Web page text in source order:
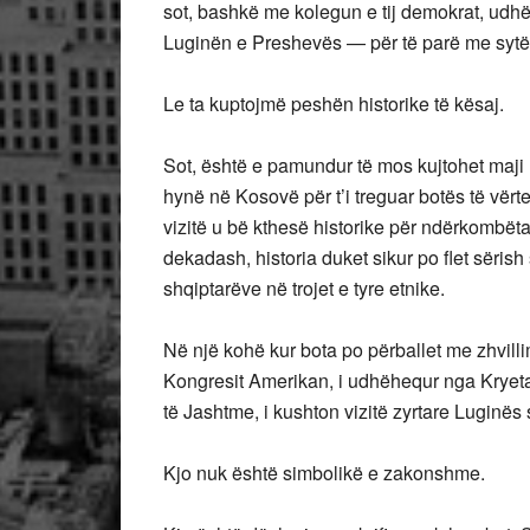
sot, bashkë me kolegun e tij demokrat,
Luginën e Preshevës — për të parë me
Le ta kuptojmë peshën historike të kësaj.
Sot, është e pamundur të mos kujtohet
hynë në Kosovë për t’i treguar botës të
vizitë u bë kthesë historike për
dekadash, historia duket sikur po flet
shqiptarëve në trojet e tyre etnike.
Në një kohë kur bota po përballet me
Kongresit Amerikan, i udhëhequr nga
të Jashtme, i kushton vizitë zyrtare Luginës
Kjo nuk është simbolikë e zakonshme.